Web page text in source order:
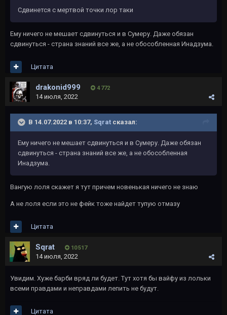
Сдвинется с мертвой точки лор таки
Ему ничего не мешает сдвинуться и в Сумеру. Даже обязан
сдвинуться - страна знаний все же, а не обособленная Инадзума.
Цитата
drakonid999 4 772
14 июля, 2022
В 14.07.2022 в 10:37, Sqrat сказал:
Ему ничего не мешает сдвинуться и в Сумеру. Даже обязан
сдвинуться - страна знаний все же, а не обособленная
Инадзума.
Вангую лоля скажет я тут причем новенькая ничего не знаю
А не лоля если это не фейк тоже найдет тупую отмазу
Цитата
Sqrat 10 517
14 июля, 2022
Увидим. Хуже барби вряд ли будет. Тут хотя бы вайфу из лольки
всеми правдами и неправдами лепить не будут.
Цитата